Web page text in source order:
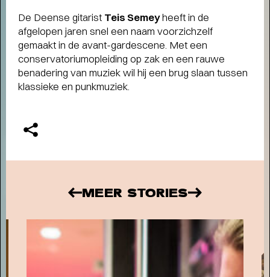
De Deense gitarist Teis Semeyheeft in de
afgelopen jaren snel een naam voorzichzelf
gemaakt in de avant-gardescene. Met een
conservatoriumopleiding op zak en een rauwe
benadering van muziek wil hij een brug slaan tussen
klassieke en punkmuziek.
MEER STORIES